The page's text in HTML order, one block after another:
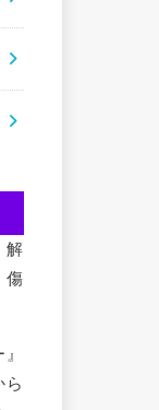
解
傷
ら